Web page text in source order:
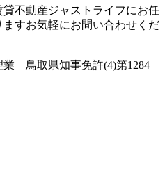
不動産ジャストライフにお任
すお気軽にお問い合わせくだ
業 鳥取県知事免許(4)第1284